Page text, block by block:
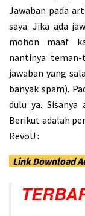
Jawaban pada
saya. Jika ada
mohon maaf
nantinya
jawaban yang
banyak spam).
dulu ya.
Berikut adalah
RevoU :
Link Download